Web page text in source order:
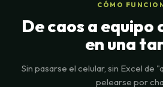
CÓMO
De caos a equipo
en una
Sin pasarse el celular, sin Excel de
pelearse por